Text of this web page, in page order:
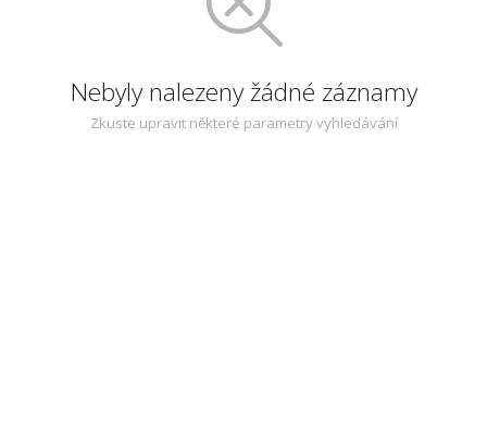
Nebyly nalezeny žádné záznamy
Zkuste upravit některé parametry vyhledávání